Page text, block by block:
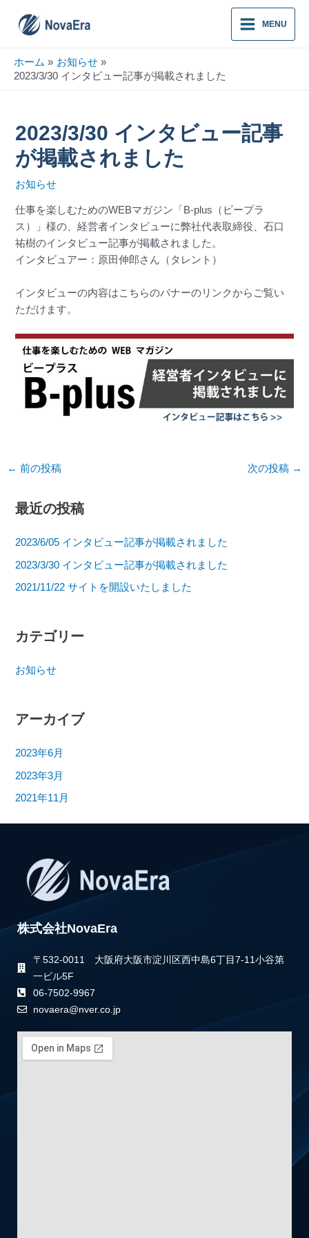
Main
Menu
MENU
ホーム
お知らせ
2023/3/30 インタビュー記事が掲載されました
2023/3/30 インタビュー記事
が掲載されました
お知らせ
仕事を楽しむためのWEBマガジン「B-plus（ビープラ
ス）」様の、経営者インタビューに弊社代表取締役、石口
祐樹のインタビュー記事が掲載されました。
インタビュアー：原田伸郎さん（タレント）
インタビューの内容はこちらのバナーのリンクからご覧い
ただけます。
Post
navigation
← 前の投稿 次の投稿 →
最近の投稿
2023/6/05 インタビュー記事が掲載されました
2023/3/30 インタビュー記事が掲載されました
2021/11/22 サイトを開設いたしました
カテゴリー
お知らせ
アーカイブ
2023年6月
2023年3月
2021年11月
株式会社NovaEra
〒532-0011 大阪府大阪市淀川区西中島6丁目7-11小谷第
一ビル5F
06-7502-9967
novaera@nver.co.jp